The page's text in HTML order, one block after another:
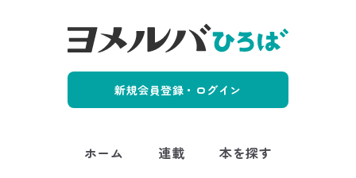
新規会員登録・ログイン
ホーム 連載
本を探す